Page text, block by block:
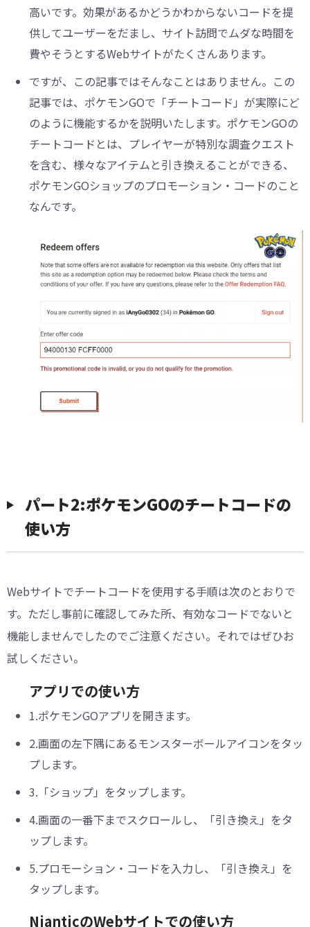
高いです。効果があるかどうかわからないコードを提
供してユーザーをだまし、サイト訪問でムダな時間を
費やそうとするWebサイトがたくさんあります。
ですが、この記事ではそんなことはありません。この
記事では、ポケモンGOで「チートコード」が実際にど
のように機能するかを説明いたします。ポケモンGOの
チートコードとは、プレイヤーが特別な調査クエスト
を含む、様々なアイテムと引き換えることができる、
ポケモンGOショップのプロモーション・コードのこと
なんです。
パート2:ポケモンGOのチートコードの
使い方
Webサイトでチートコードを使用する手順は次のとおりで
す。ただし事前に確認してみた所、有効なコードでないと
機能しませんでしたのでご注意ください。それではぜひお
試しください。
アプリでの使い方
1.ポケモンGOアプリを開きます。
2.画面の左下隅にあるモンスターボールアイコンをタッ
プします。
3.「ショップ」をタップします。
4.画面の一番下までスクロールし、「引き換え」をタ
ップします。
5.プロモーション・コードを入力し、「引き換え」を
タップします。
NianticのWebサイトでの使い方